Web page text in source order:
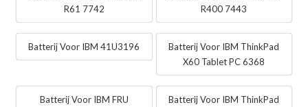
R61 7742
R400 7443
Batterij Voor IBM 41U3196
Batterij Voor IBM ThinkPad
X60 Tablet PC 6368
Batterij Voor IBM FRU
Batterij Voor IBM ThinkPad